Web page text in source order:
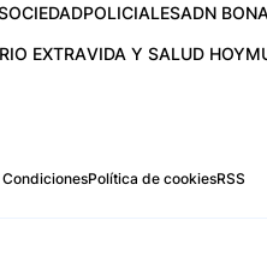
POLICIALESADN
EXTRAVIDA Y SALUD HOY
Política de cookiesRSS